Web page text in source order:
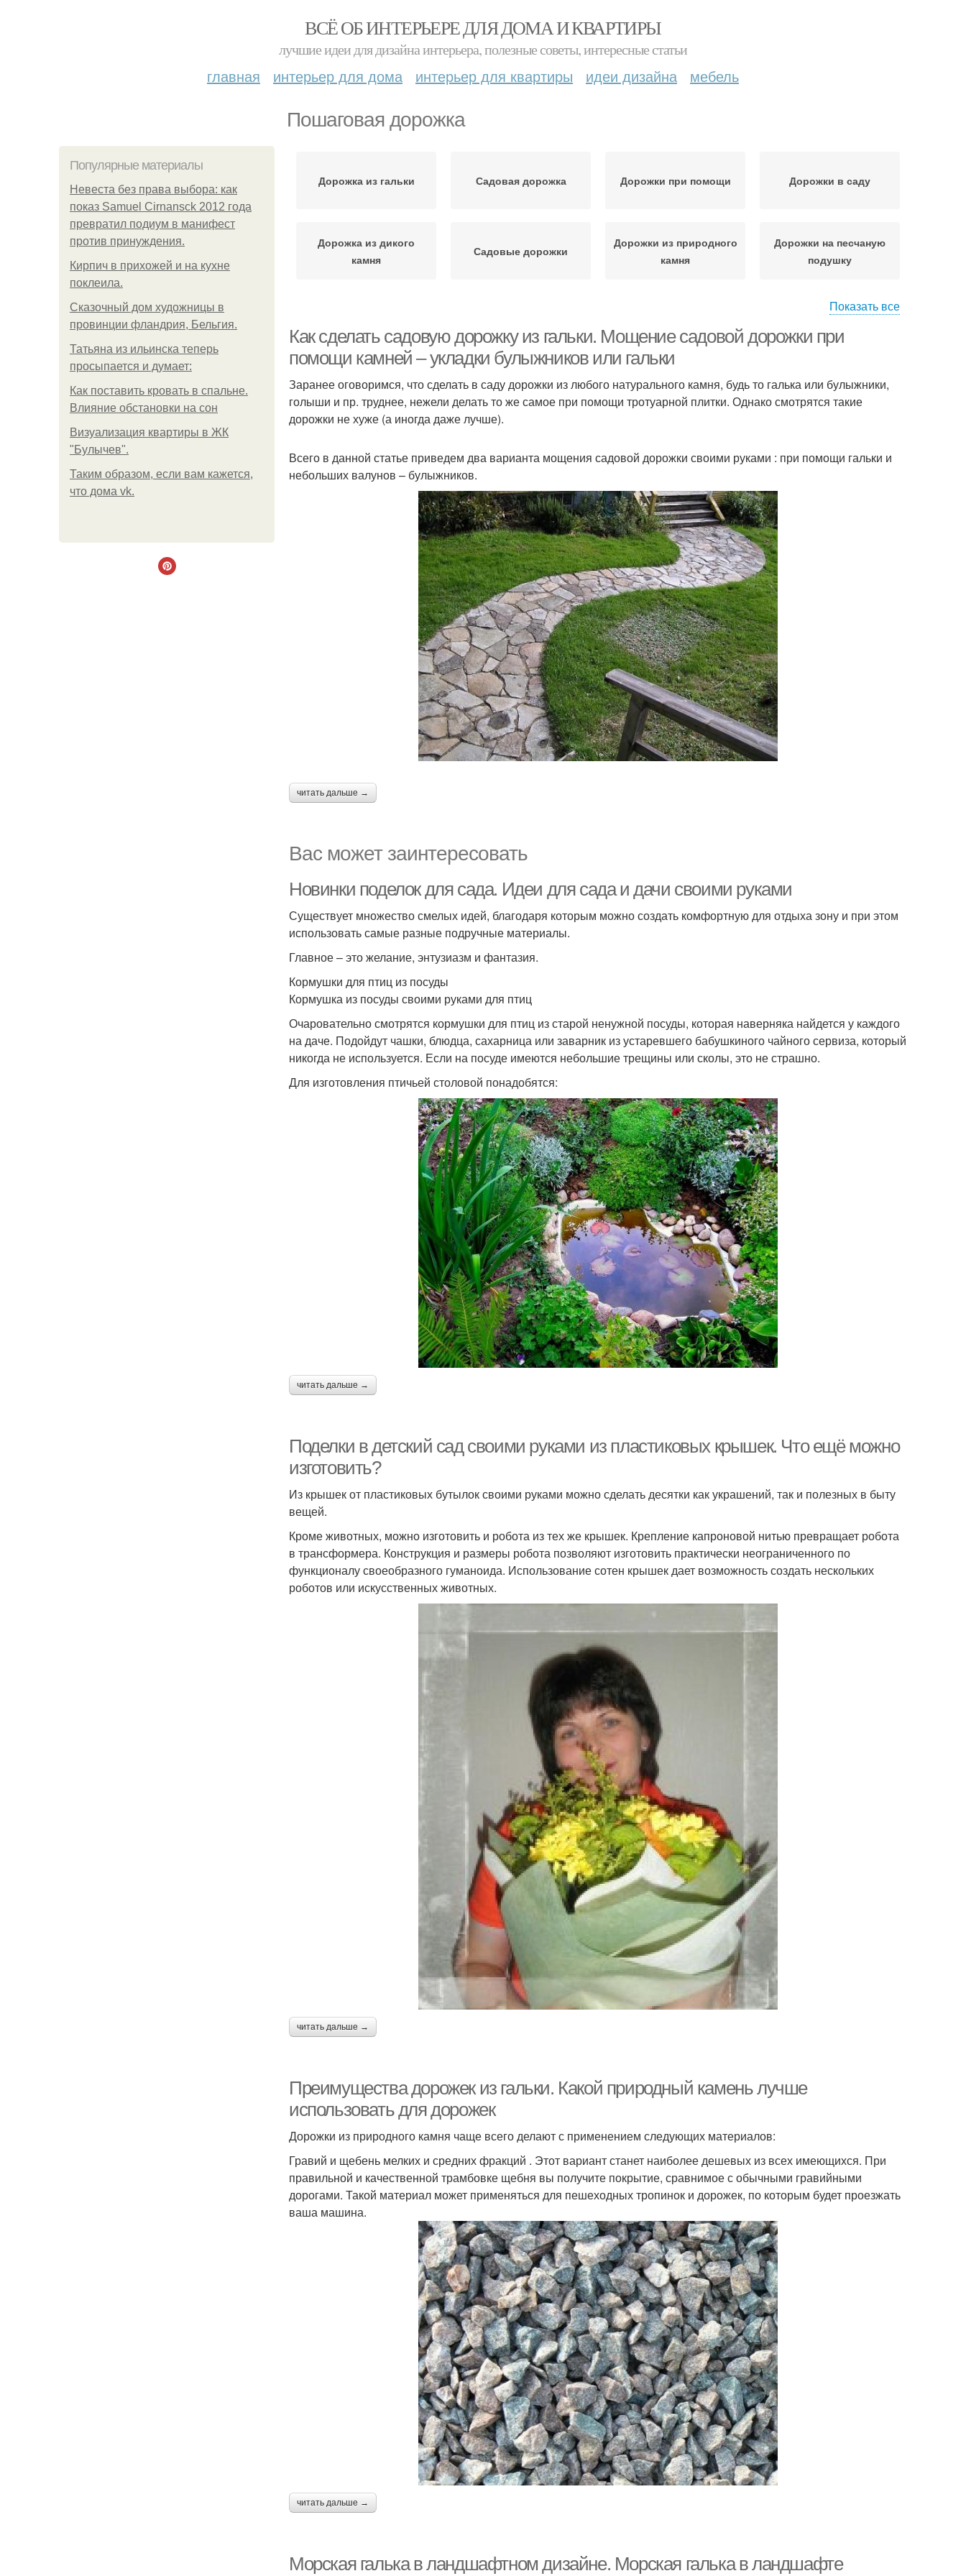
ВСЁ ОБ ИНТЕРЬЕРЕ ДЛЯ ДОМА И КВАРТИРЫ
лучшие идеи для дизайна интерьера, полезные советы, интересные статьи
главная интерьер для дома интерьер для квартиры идеи дизайна мебель
Пошаговая дорожка
Популярные материалы
Невеста без права выбора: как
показ Samuel Cirnansck 2012 года
превратил подиум в манифест
против принуждения.
Кирпич в прихожей и на кухне
поклеила.
Сказочный дом художницы в
провинции фландрия, Бельгия.
Татьяна из ильинска теперь
просыпается и думает:
Как поставить кровать в спальне.
Влияние обстановки на сон
Визуализация квартиры в ЖК
"Булычев".
Таким образом, если вам кажется,
что дома vk.
Дорожка из гальки Садовая дорожка Дорожки при помощи Дорожки в саду
Дорожка из дикого
камня
Садовые дорожки
Дорожки из природного
камня
Дорожки на песчаную
подушку
Дорожки из деревянных
спилов
Дорожки из щепок Камень для дорожек
Показать все
Как сделать садовую дорожку из гальки. Мощение садовой дорожки при
помощи камней – укладки булыжников или гальки
Заранее оговоримся, что сделать в саду дорожки из любого натурального камня, будь то галька или булыжники,
голыши и пр. труднее, нежели делать то же самое при помощи тротуарной плитки. Однако смотрятся такие
дорожки не хуже (а иногда даже лучше).
Всего в данной статье приведем два варианта мощения садовой дорожки своими руками : при помощи гальки и
небольших валунов – булыжников.
читать дальше →
Вас может заинтересовать
Новинки поделок для сада. Идеи для сада и дачи своими руками
Существует множество смелых идей, благодаря которым можно создать комфортную для отдыха зону и при этом
использовать самые разные подручные материалы.
Главное – это желание, энтузиазм и фантазия.
Кормушки для птиц из посуды
Кормушка из посуды своими руками для птиц
Очаровательно смотрятся кормушки для птиц из старой ненужной посуды, которая наверняка найдется у каждого
на даче. Подойдут чашки, блюдца, сахарница или заварник из устаревшего бабушкиного чайного сервиза, который
никогда не используется. Если на посуде имеются небольшие трещины или сколы, это не страшно.
Для изготовления птичьей столовой понадобятся:
читать дальше →
Поделки в детский сад своими руками из пластиковых крышек. Что ещё можно
изготовить?
Из крышек от пластиковых бутылок своими руками можно сделать десятки как украшений, так и полезных в быту
вещей.
Кроме животных, можно изготовить и робота из тех же крышек. Крепление капроновой нитью превращает робота
в трансформера. Конструкция и размеры робота позволяют изготовить практически неограниченного по
функционалу своеобразного гуманоида. Использование сотен крышек дает возможность создать нескольких
роботов или искусственных животных.
читать дальше →
Преимущества дорожек из гальки. Какой природный камень лучше
использовать для дорожек
Дорожки из природного камня чаще всего делают с применением следующих материалов:
Гравий и щебень мелких и средних фракций . Этот вариант станет наиболее дешевых из всех имеющихся. При
правильной и качественной трамбовке щебня вы получите покрытие, сравнимое с обычными гравийными
дорогами. Такой материал может применяться для пешеходных тропинок и дорожек, по которым будет проезжать
ваша машина.
читать дальше →
Морская галька в ландшафтном дизайне. Морская галька в ландшафте